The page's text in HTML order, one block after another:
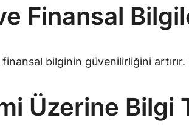
Finansal
bilginin güvenilirliğini
Üzerine Bilgi